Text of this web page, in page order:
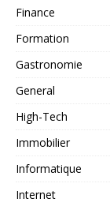
Finance
Formation
Gastronomie
General
High-Tech
Immobilier
Informatique
Internet